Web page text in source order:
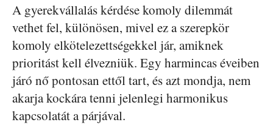
A gyerekvállalás kérdése komoly dilemmát
vethet fel, különösen, mivel ez a szerepkör
komoly elkötelezettségekkel jár, amiknek
prioritást kell élvezniük. Egy harmincas éveiben
járó nő pontosan ettől tart, és azt mondja, nem
akarja kockára tenni jelenlegi harmonikus
kapcsolatát a párjával.